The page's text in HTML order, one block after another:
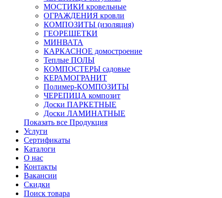
МОСТИКИ кровельные
ОГРАЖДЕНИЯ кровли
КОМПОЗИТЫ (изоляция)
ГЕОРЕШЕТКИ
МИНВАТА
КАРКАСНОЕ домостроение
Теплые ПОЛЫ
КОМПОСТЕРЫ садовые
КЕРАМОГРАНИТ
Полимер-КОМПОЗИТЫ
ЧЕРЕПИЦА композит
Доски ПАРКЕТНЫЕ
Доски ЛАМИНАТНЫЕ
Показать все Продукция
Услуги
Сертификаты
Каталоги
О нас
Контакты
Вакансии
Скидки
Поиск товара